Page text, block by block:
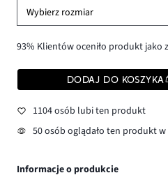
Wybierz rozmiar
93% Klientów oceniło produkt jako
DODAJ DO KOSZYKA
1104 osób lubi ten produkt
50 osób oglądało ten produkt w
Informacje o produkcie